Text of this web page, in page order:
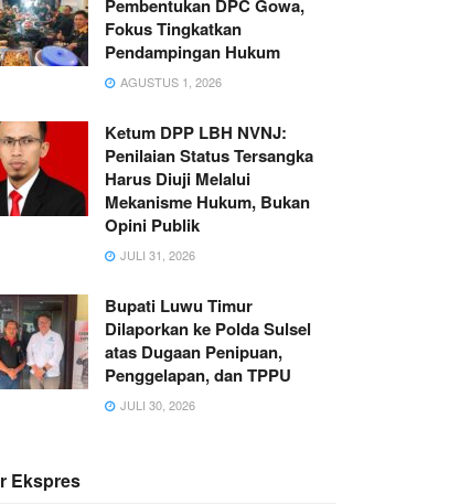
Pembentukan DPC Gowa,
Fokus Tingkatkan
Pendampingan Hukum
AGUSTUS 1, 2026
Ketum DPP LBH NVNJ:
Penilaian Status Tersangka
Harus Diuji Melalui
Mekanisme Hukum, Bukan
Opini Publik
JULI 31, 2026
Bupati Luwu Timur
Dilaporkan ke Polda Sulsel
atas Dugaan Penipuan,
Penggelapan, dan TPPU
JULI 30, 2026
Ekspres